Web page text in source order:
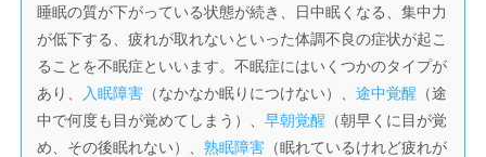
睡眠の質が下がっている状態が続き、日中眠くなる、集中力
が低下する、疲れが取れないといった体調不良の症状が起こ
ることを不眠症といいます。不眠症にはいくつかのタイプが
あり、
入眠障害 （なかなか眠りにつけない）、途中覚醒 （途
中で何度も目が覚めてしまう）、早朝覚醒 （朝早くに目が覚
め、その後眠れない）、熟眠障害 （眠れているけれど疲れが